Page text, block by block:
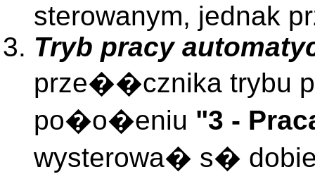
sterowanym, jednak
Tryb pracy
prze��cznika trybu
po�o�eniu "3 -
wysterowa� s�